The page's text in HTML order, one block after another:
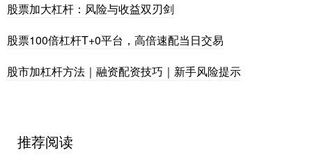
股票加大杠杆：风险与收益双刃剑
股票100倍杠杆T+0平台，高倍速配当日交易
股市加杠杆方法｜融资配资技巧｜新手风险提示
推荐阅读